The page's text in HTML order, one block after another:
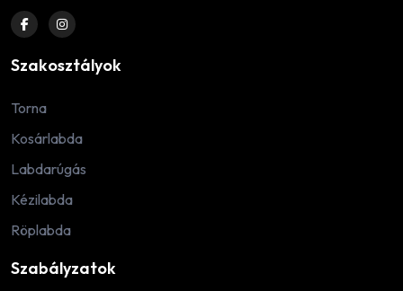
Szakosztályok
Torna
Kosárlabda
Labdarúgás
Kézilabda
Röplabda
Szabályzatok